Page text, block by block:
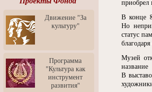
Медиа-школа "ФОКУС"
Моноспектакль
"Вертинский. Исповедь
Барона"
"Притяжение" в центре
ЛЕКСУС - ЯРОСЛАВЛЬ
Презентация выставки
Зураба Церетели
Движение "За
культуру"
Программа
"Культура как
инструмент
развития"
приобрел
В конце
Но
статус
Музей
В